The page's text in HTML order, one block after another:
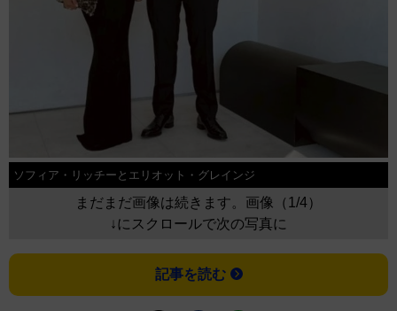
ソフィア・リッチーとエリオット・グレインジ
まだまだ画像は続きます。画像（1/4）
↓にスクロールで次の写真に
記事を読む